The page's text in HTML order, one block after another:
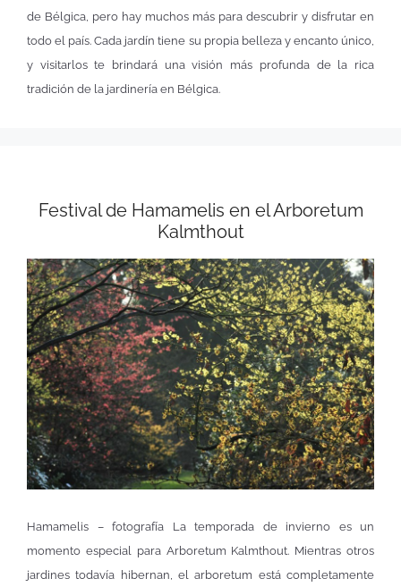
de Bélgica, pero hay muchos más para descubrir y disfrutar en
todo el país. Cada jardín tiene su propia belleza y encanto único,
y visitarlos te brindará una visión más profunda de la rica
tradición de la jardinería en Bélgica.
Festival de Hamamelis en el Arboretum
Kalmthout
Hamamelis – fotografía La temporada de invierno es un
momento especial para Arboretum Kalmthout. Mientras otros
jardines todavía hibernan, el arboretum está completamente